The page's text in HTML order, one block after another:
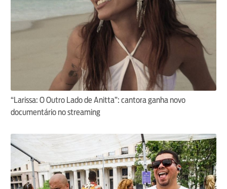
“Larissa: O Outro Lado de Anitta”: cantora ganha novo
documentário no streaming